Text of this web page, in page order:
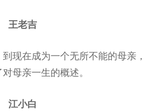
王老吉
现在成为一个无所不能的母亲，
母亲一生的概述。
江小白